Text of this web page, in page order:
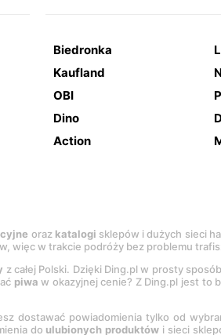
Biedronka
Kaufland
OBI
Dino
Action
oraz katalogi sklepów i dużych sieci
więc w trakcie podróży bez problemu
z całej Polski. Dzięki Ding.pl w prosty
piwa w okazyjnej cenie? Z Ding.pl jest to
dostawać powiadomienia tylko od
do ulubionych produktów i sieci